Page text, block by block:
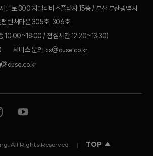
털로 300 지밸리비즈플라자 15층 / 부산 부산광역시
텀벤처타운 305호, 306호
10:00~18:00 / 점심시간 12:20~13:30)
서비스 문의. cs@duse.co.kr
All Rights Reserved. TOP